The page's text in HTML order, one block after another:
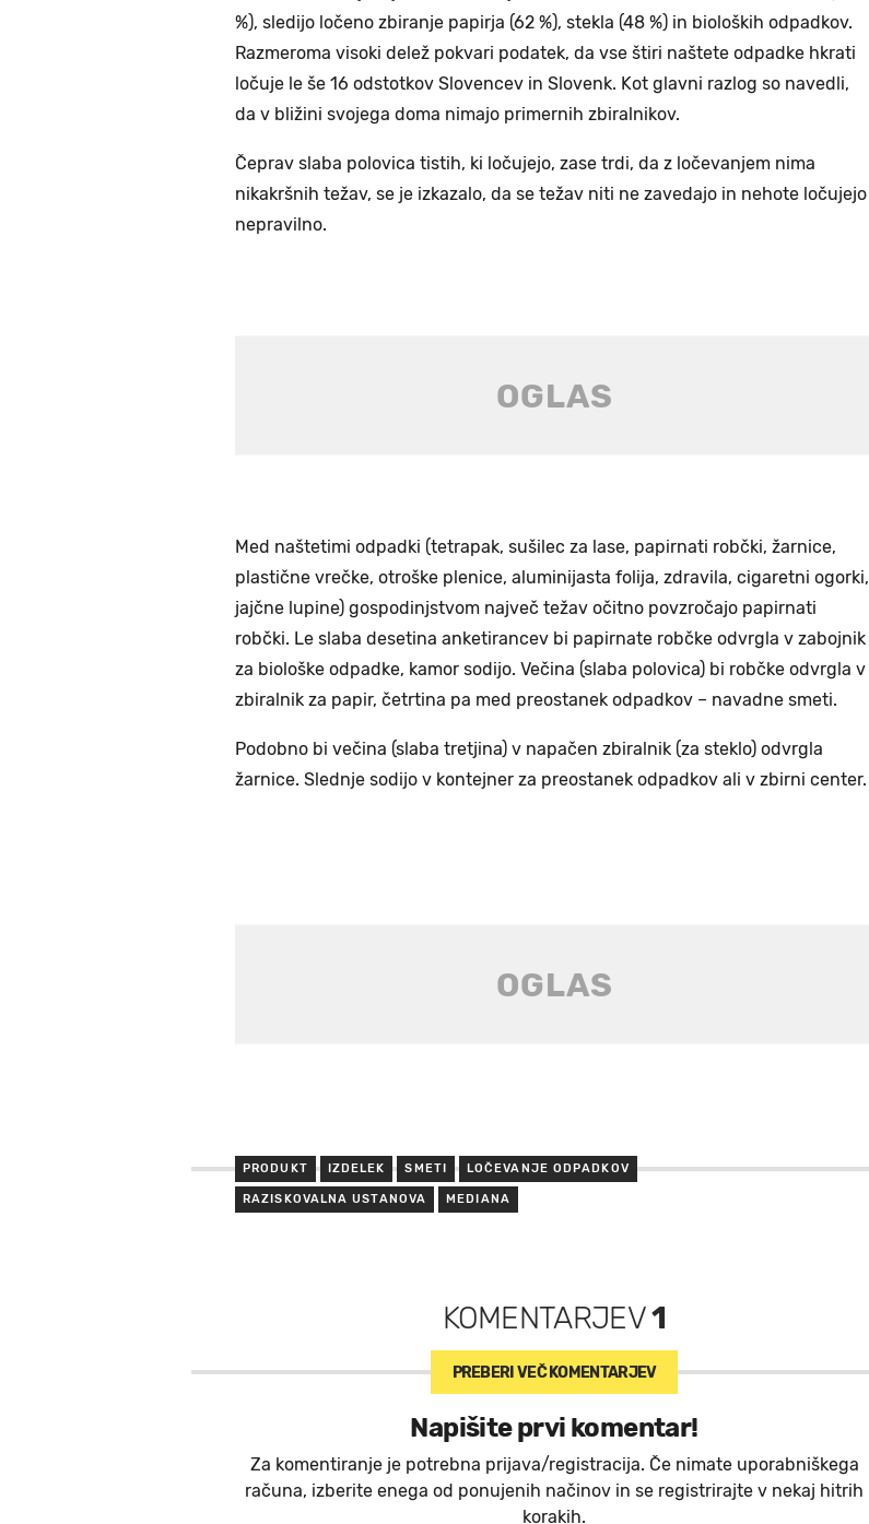
%), sledijo ločeno zbiranje papirja (62 %), stekla (48 %) in bioloških odpadkov.
Razmeroma visoki delež pokvari podatek, da vse štiri naštete odpadke hkrati
ločuje le še 16 odstotkov Slovencev in Slovenk. Kot glavni razlog so navedli,
da v bližini svojega doma nimajo primernih zbiralnikov.
Čeprav slaba polovica tistih, ki ločujejo, zase trdi, da z ločevanjem nima
nikakršnih težav, se je izkazalo, da se težav niti ne zavedajo in nehote ločujejo
nepravilno.
Med naštetimi odpadki (tetrapak, sušilec za lase, papirnati robčki, žarnice,
plastične vrečke, otroške plenice, aluminijasta folija, zdravila, cigaretni ogorki,
jajčne lupine) gospodinjstvom največ težav očitno povzročajo papirnati
robčki. Le slaba desetina anketirancev bi papirnate robčke odvrgla v zabojnik
za biološke odpadke, kamor sodijo. Večina (slaba polovica) bi robčke odvrgla v
zbiralnik za papir, četrtina pa med preostanek odpadkov – navadne smeti.
Podobno bi večina (slaba tretjina) v napačen zbiralnik (za steklo) odvrgla
žarnice. Slednje sodijo v kontejner za preostanek odpadkov ali v zbirni center.
PRODUKT IZDELEK SMETI LOČEVANJE ODPADKOV
RAZISKOVALNA USTANOVA MEDIANA
KOMENTARJEV1
PREBERI VEČ KOMENTARJEV
Napišite prvi komentar!
Za komentiranje je potrebna prijava/registracija. Če nimate uporabniškega
računa, izberite enega od ponujenih načinov in se registrirajte v nekaj hitrih
korakih.